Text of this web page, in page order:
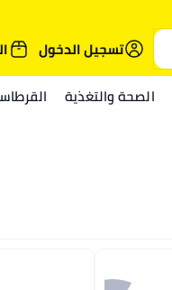
تسجيل الدخول
الصحة والتغذية